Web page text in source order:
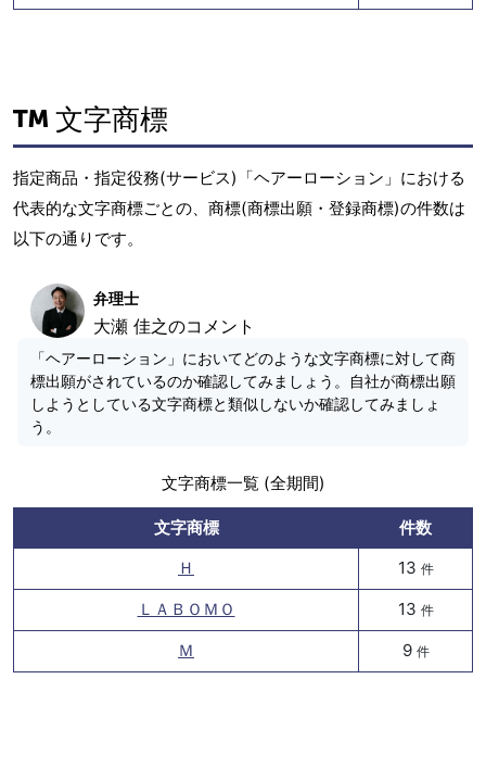
文字商標
指定商品・指定役務(サービス)「ヘアーローション」における
代表的な文字商標ごとの、商標(商標出願・登録商標)の件数は
以下の通りです。
弁理士
大瀬 佳之のコメント
「ヘアーローション」においてどのような文字商標に対して商
標出願がされているのか確認してみましょう。自社が商標出願
しようとしている文字商標と類似しないか確認してみましょ
う。
文字商標一覧 (全期間)
文字商標
件数
Ｈ
13 件
ＬＡＢＯＭＯ 13 件
Ｍ 9 件